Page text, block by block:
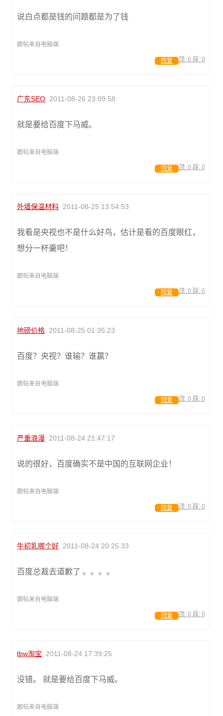
说白点都是钱的问题都是为了钱
跟帖来自电脑端
顶: 0 踩: 0
回复
广东SEO 2011-08-26 23:09:58
就是要给百度下马威。
跟帖来自电脑端
顶: 0 踩: 0
回复
外墙保温材料 2011-08-25 13:54:53
我看是央视也不是什么好鸟，估计是看的百度眼红，
想分一杯羹吧！
跟帖来自电脑端
顶: 0 踩: 0
回复
地磅价格 2011-08-25 01:35:23
百度？央视？谁输？谁赢？
跟帖来自电脑端
顶: 0 踩: 0
回复
严重浪漫 2011-08-24 21:47:17
说的很好，百度确实不是中国的互联网企业！
跟帖来自电脑端
顶: 0 踩: 0
回复
牛初乳哪个好 2011-08-24 20:25:33
百度总裁去道歉了 。。。。
跟帖来自电脑端
顶: 0 踩: 0
回复
tbw淘宝 2011-08-24 17:39:25
没错。 就是要给百度下马威。
跟帖来自电脑端